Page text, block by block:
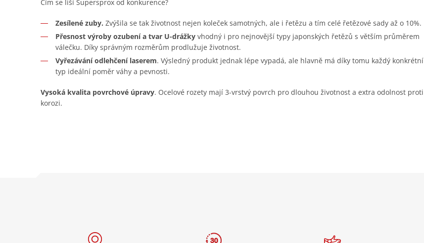
Čím se liší Supersprox od konkurence?
Zesílené zuby. Zvýšila se tak životnost nejen koleček samotných, ale i řetězu a tím celé řetězové sady až o 10%.
Přesnost výroby ozubení a tvar U-drážky vhodný i pro nejnovější typy japonských řetězů s větším průměrem
válečku. Díky správným rozměrům prodlužuje životnost.
Vyřezávání odlehčení laserem. Výsledný produkt jednak lépe vypadá, ale hlavně má díky tomu každý konkrétní
typ ideální poměr váhy a pevnosti.
Vysoká kvalita povrchové úpravy. Ocelové rozety mají 3-vrstvý povrch pro dlouhou životnost a extra odolnost proti
korozi.